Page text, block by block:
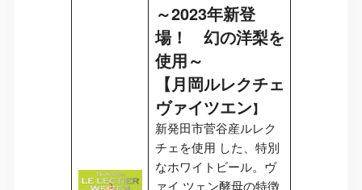
～2023年新登
場！ 幻の洋梨を
使用～
【月岡ルレクチェ
ヴァイツエン】
新発田市菅谷産ルレク
チェを使用 した、特別
なホワイトビール。ヴ
ァイ ツェン酵母の特徴